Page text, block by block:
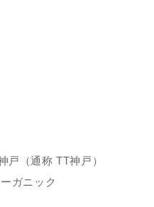
戸（通称 TT神戸）
ガニック